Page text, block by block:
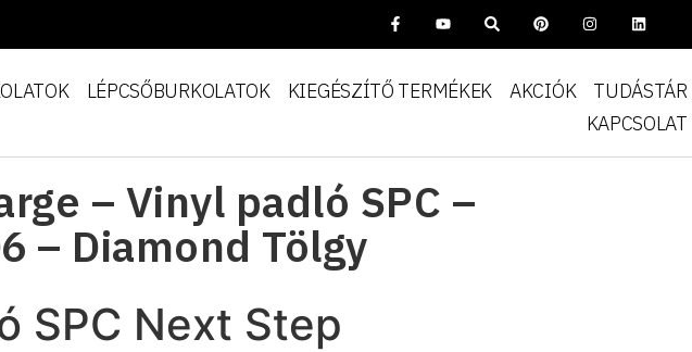
LÉPCSŐBURKOLATOK KIEGÉSZÍTŐ TERMÉKEK AKCIÓK
TUDÁSTÁR
KAPCSOLAT
– Vinyl padló SPC –
– Diamond Tölgy
SPC Next Step